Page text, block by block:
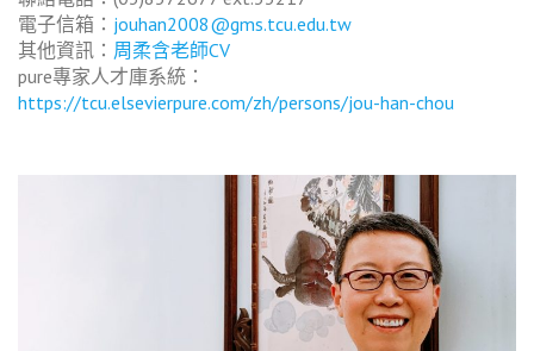
電子信箱： jouhan2008@gms.tcu.edu.tw
其他資訊： 周柔含老師CV
pure專家人才庫系統：
https://tcu.elsevierpure.com/zh/persons/jou-han-chou